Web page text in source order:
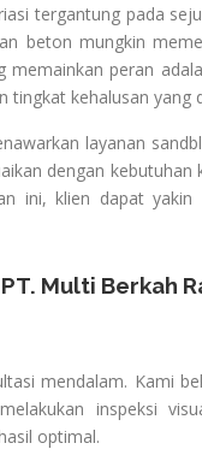
tergantung pada
beton mungkin
memainkan peran
tingkat kehalusan yang
layanan
dengan
ini, klien dapat
Multi Berkah
mendalam. Kami
inspeksi
optimal.